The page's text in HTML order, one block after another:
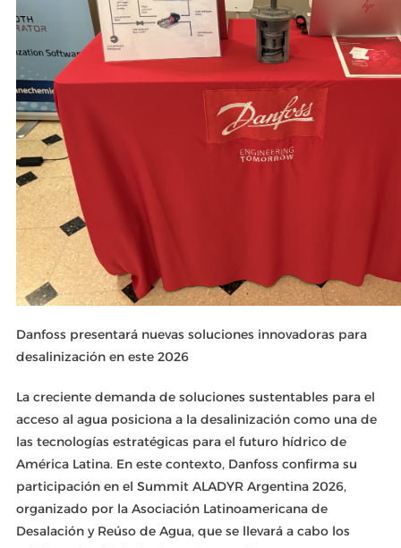
Danfoss presentará nuevas soluciones innovadoras para
desalinización en este 2026
La creciente demanda de soluciones sustentables para el
acceso al agua posiciona a la desalinización como una de
las tecnologías estratégicas para el futuro hídrico de
América Latina. En este contexto, Danfoss confirma su
participación en el Summit ALADYR Argentina 2026,
organizado por la Asociación Latinoamericana de
Desalación y Reúso de Agua, que se llevará a cabo los